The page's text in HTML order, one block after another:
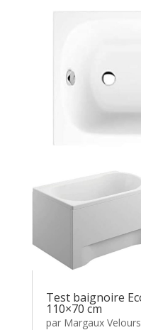
Test baignoire
110×70 cm
par Margaux Velours